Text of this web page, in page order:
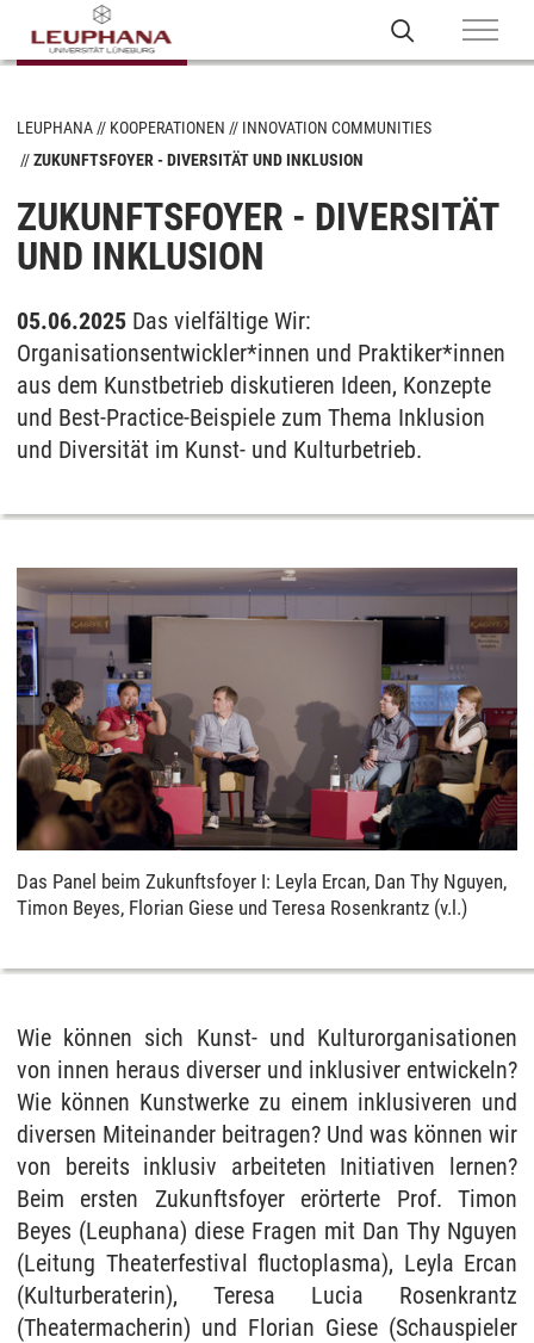
LEUPHANA KOOPERATIONEN
INNOVATION COMMUNITIES
ZUKUNFTSFOYER - DIVERSITÄT UND INKLUSION
ZUKUNFTSFOYER - DIVERSITÄT
UND INKLUSION
05.06.2025 Das vielfältige Wir:
Organisationsentwickler*innen und Praktiker*innen
aus dem Kunstbetrieb diskutieren Ideen, Konzepte
und Best-Practice-Beispiele zum Thema Inklusion
und Diversität im Kunst- und Kulturbetrieb.
Das Panel beim Zukunftsfoyer I: Leyla Ercan, Dan Thy Nguyen,
Timon Beyes, Florian Giese und Teresa Rosenkrantz (v.l.)
Wie können sich Kunst- und Kulturorganisationen
von innen heraus diverser und inklusiver entwickeln?
Wie können Kunstwerke zu einem inklusiveren und
diversen Miteinander beitragen? Und was können wir
von bereits inklusiv arbeiteten Initiativen lernen?
Beim ersten Zukunftsfoyer erörterte Prof. Timon
Beyes (Leuphana) diese Fragen mit Dan Thy Nguyen
(Leitung Theaterfestival fluctoplasma), Leyla Ercan
(Kulturberaterin), Teresa Lucia Rosenkrantz
(Theatermacherin) und Florian Giese (Schauspieler